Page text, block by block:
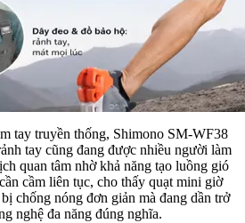
tay truyền thống, Shimono SM-WF38
tay cũng đang được nhiều người làm
quan tâm nhờ khả năng tạo luồng gió
cầm liên tục, cho thấy quạt mini giờ
chống nóng đơn giản mà đang dần trở
nghệ đa năng đúng nghĩa.